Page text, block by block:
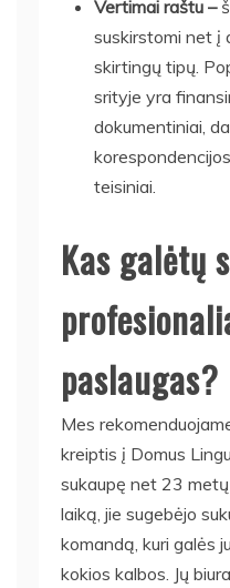
Vertimai raštu –
suskirstomi net į
skirtingų tipų.
srityje yra
dokumentiniai,
teisiniai.
Kas galėtų
paslaugas?
Mes
kreiptis į Domus
sukaupę net 23
laiką, jie sugebėjo
komandą, kuri galės
kokios kalbos. Jų